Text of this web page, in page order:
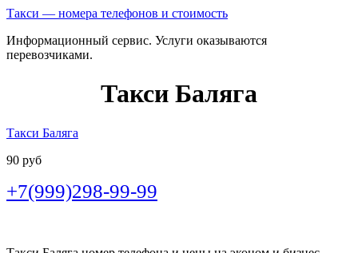
Такси — номера телефонов и стоимость
Информационный сервис. Услуги оказываются
перевозчиками.
Такси Баляга
Такси Баляга
90 руб
+7(999)298-99-99